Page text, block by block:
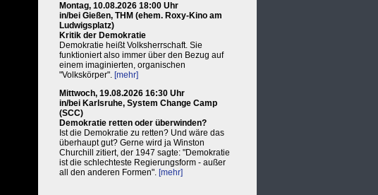
Montag, 10.08.2026 18:00 Uhr
in/bei Gießen, THM (ehem. Roxy-Kino am
Ludwigsplatz)
Kritik der Demokratie
Demokratie heißt Volksherrschaft. Sie
funktioniert also immer über den Bezug auf
einem imaginierten, organischen
"Volkskörper". [mehr]
Mittwoch, 19.08.2026 16:30 Uhr
in/bei Karlsruhe, System Change Camp
(SCC)
Demokratie retten oder überwinden?
Ist die Demokratie zu retten? Und wäre das
überhaupt gut? Gerne wird ja Winston
Churchill zitiert, der 1947 sagte: "Demokratie
ist die schlechteste Regierungsform - außer
all den anderen Formen". [mehr]